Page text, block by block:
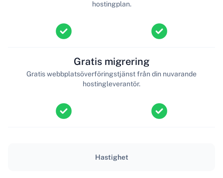
hostingplan.
Gratis migrering
Gratis webbplatsöverföringstjänst från din nuvarande
hostingleverantör.
Hastighet